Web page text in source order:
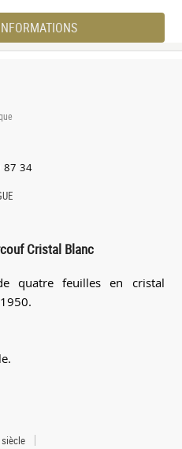
87 34
Cristal Blanc
quatre feuilles en cristal